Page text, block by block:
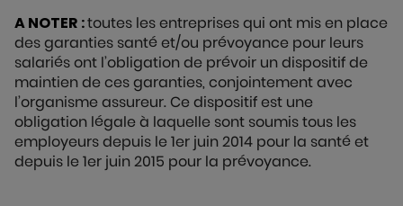
A NOTER :toutes les entreprises qui ont mis en place
des garanties santé et/ou prévoyance pour leurs
salariés ont l’obligation de prévoir un dispositif de
maintien de ces garanties, conjointement avec
l’organisme assureur. Ce dispositif est une
obligation légale à laquelle sont soumis tous les
employeurs depuis le 1er juin 2014 pour la santé et
depuis le 1er juin 2015 pour la prévoyance.